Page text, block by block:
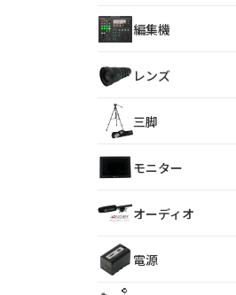
編集機
レンズ
三脚
モニター
オーディオ
電源